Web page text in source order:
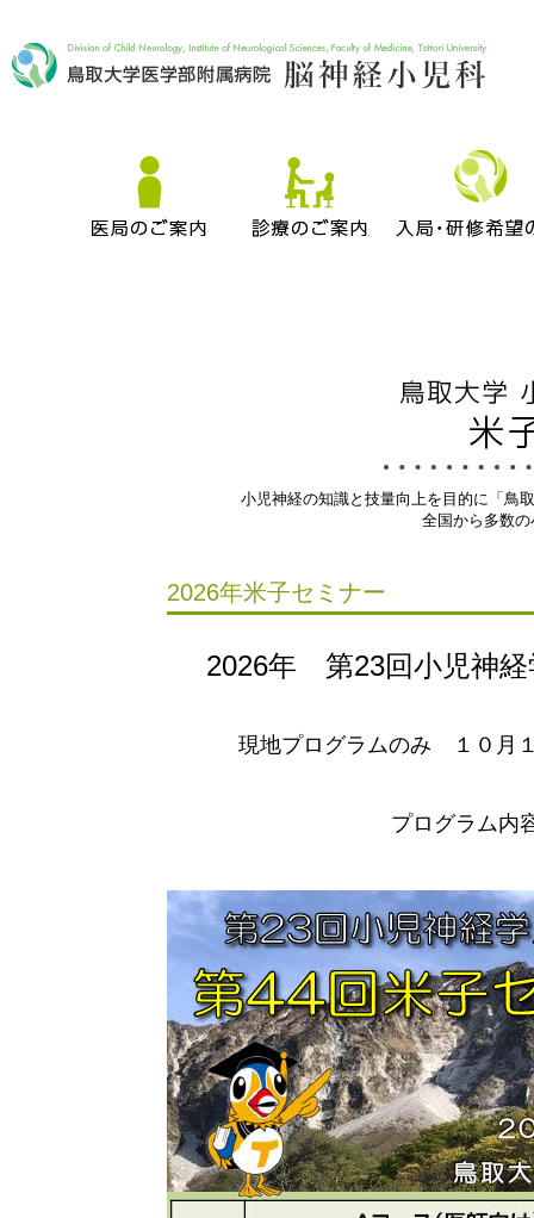
小児神経の知識と技量向上を目的に「鳥
全国から多数
2026年米子セミナー
2026年 第23回小児神経
現地プログラムのみ １０月
プログラム内